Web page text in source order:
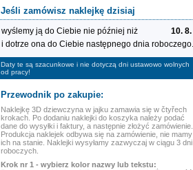
Jeśli zamówisz naklejkę dzisiaj
wyślemy ją do Ciebie nie później niż
10. 8.
i dotrze ona do Ciebie następnego dnia roboczego.
Daty te są szacunkowe i nie dotyczą dni ustawowo wolnych
od pracy!
Przewodnik po zakupie:
Naklejkę 3D dziewczyna w jajkuzamawia się w čtyřech
krokach. Po dodaniu naklejki do koszyka należy podać
dane do wysyłki i faktury, a następnie złożyć zamówienie.
Produkcja naklejek odbywa się na zamówienie, nie mamy
ich na stanie. Naklejki wysyłamy zazwyczaj w ciągu 3 dni
roboczych.
Krok nr 1 - wybierz kolor nazwy lub tekstu: